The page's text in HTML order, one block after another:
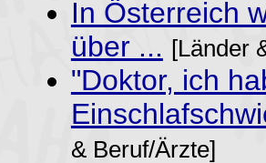
In Österreich
über ... [Länder
"Doktor, ich
& Beruf/Ärzte]